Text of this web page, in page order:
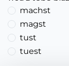
machst
magst
tust
tuest